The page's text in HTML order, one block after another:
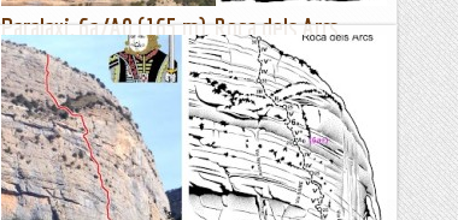
Paralaxi, 6a/A0 (165 m), Roca dels Arcs,
Montsec de Rúbies
Les recents obertures a la zona, amb segell Ballart, com
aquesta i la "Rey del Canto", pateixen d'overbooking. I si no
que li diguin a Pepe i a Jesús que el darrer cap de...
Lo gall